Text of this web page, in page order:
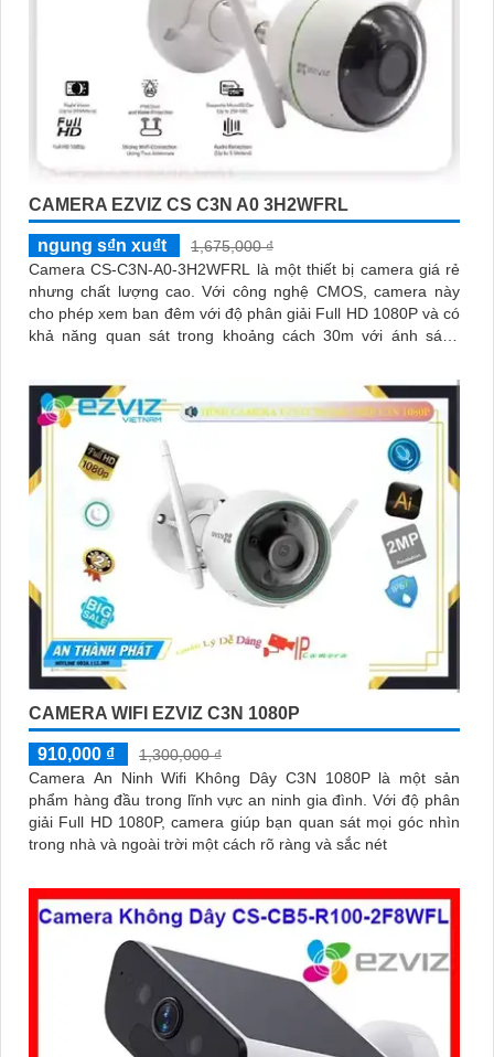
CAMERA EZVIZ CS C3N A0 3H2WFRL
ngung s₫n xu₫t
1,675,000 ₫
Camera CS-C3N-A0-3H2WFRL là một thiết bị camera giá rẻ
nhưng chất lượng cao. Với công nghệ CMOS, camera này
cho phép xem ban đêm với độ phân giải Full HD 1080P và có
khả năng quan sát trong khoảng cách 30m với ánh sáng
CAMERA WIFI EZVIZ C3N 1080P
910,000 ₫
1,300,000 ₫
Camera An Ninh Wifi Không Dây C3N 1080P là một sản
phẩm hàng đầu trong lĩnh vực an ninh gia đình. Với độ phân
giải Full HD 1080P, camera giúp bạn quan sát mọi góc nhìn
trong nhà và ngoài trời một cách rõ ràng và sắc nét